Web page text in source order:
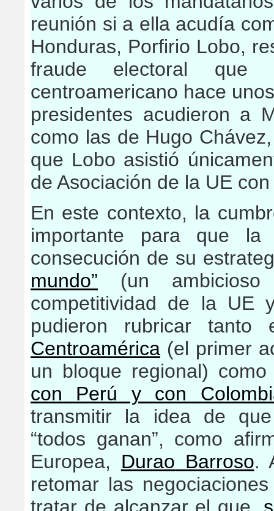
reunión si a ella acudía
Honduras, Porfirio Lobo,
fraude electoral
centroamericano hace
presidentes acudieron a
como las de Hugo
que Lobo asistió
de Asociación de la UE
En este contexto, la
importante para que
consecución de su
mundo” (un ambicioso
competitividad de la UE
pudieron rubricar
Centroamérica (el primer
un bloque regional)
con Perú y con
transmitir la idea de
“todos ganan”, como
Europea, Durao Barroso.
retomar las